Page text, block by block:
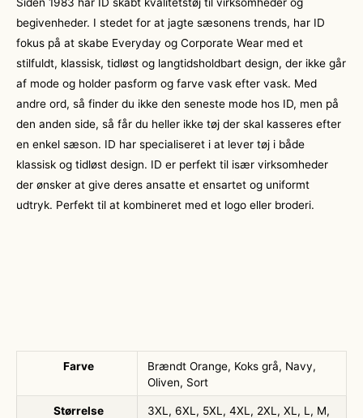
begivenheder. I stedet for at jagte sæsonens trends, har ID
fokus på at skabe Everyday og Corporate Wear med et
stilfuldt, klassisk, tidløst og langtidsholdbart design, der ikke går
af mode og holder pasform og farve vask efter vask. Med
andre ord, så finder du ikke den seneste mode hos ID, men på
den anden side, så får du heller ikke tøj der skal kasseres efter
en enkel sæson. ID har specialiseret i at lever tøj i både
klassisk og tidløst design. ID er perfekt til især virksomheder
der ønsker at give deres ansatte et ensartet og uniformt
udtryk. Perfekt til at kombineret med et logo eller broderi.
Farve
Brændt Orange, Koks grå, Navy,
Oliven, Sort
Størrelse
3XL, 6XL, 5XL, 4XL, 2XL, XL, L, M,